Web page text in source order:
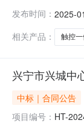
年01月
发布时间： 2025-
相关产品：
触控
兴宁市兴城中
中标｜合同公告
项目编号： HT-